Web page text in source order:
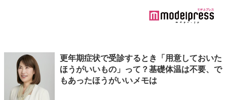
更年期症状で受診するとき「用意しておいた
ほうがいいもの」って？基礎体温は不要、で
もあったほうがいいメモは